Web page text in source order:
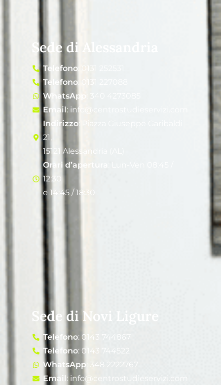
Sede di Alessandria
Telefono: 0131 252531
Telefono: 0131 227088
WhatsApp
Email: info@centrostudieservizi.com
Indirizzo: Piazza Giuseppe Garibaldi
21,
15121 Alessandria (AL)
Orari d’apertura
12:30
e 14:45 / 18:30
Sede di Novi Ligure
Telefono: 0143 744867
Telefono: 0143 744522
WhatsApp : 348 2222767
Email: info@centrostudieservizi.com